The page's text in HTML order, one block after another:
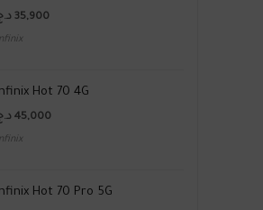
35,900
Hot 70 4G
45,000
Hot 70 Pro 5G